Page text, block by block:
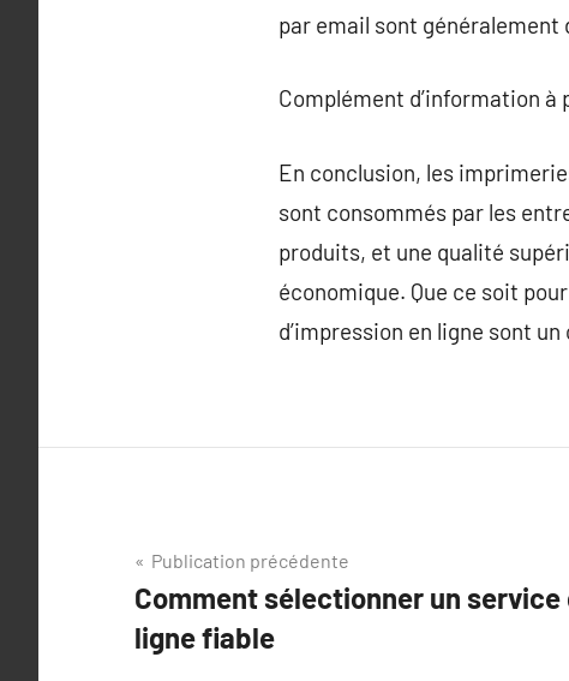
par email sont généralement
Complément d’information à
En conclusion, les
sont consommés par les
produits, et une qualité
économique. Que ce soit
d’impression en ligne sont
Navigation
de
l’article
Publication précédente
Comment sélectionner un service
ligne fiable